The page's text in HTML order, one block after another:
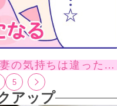
の気持ちは違った…
5
アップ